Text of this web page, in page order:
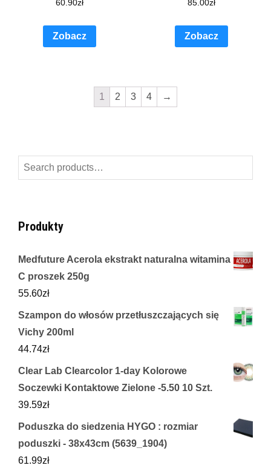
60.90zł
Zobacz
85.00zł
Zobacz
1 2 3 4 →
Search
for:
Produkty
Medfuture Acerola ekstrakt naturalna witamina
C proszek 250g
55.60zł
Szampon do włosów przetłuszczających się
Vichy 200ml
44.74zł
Clear Lab Clearcolor 1-day Kolorowe
Soczewki Kontaktowe Zielone -5.50 10 Szt.
39.59zł
Poduszka do siedzenia HYGO : rozmiar
poduszki - 38x43cm (5639_1904)
61.99zł